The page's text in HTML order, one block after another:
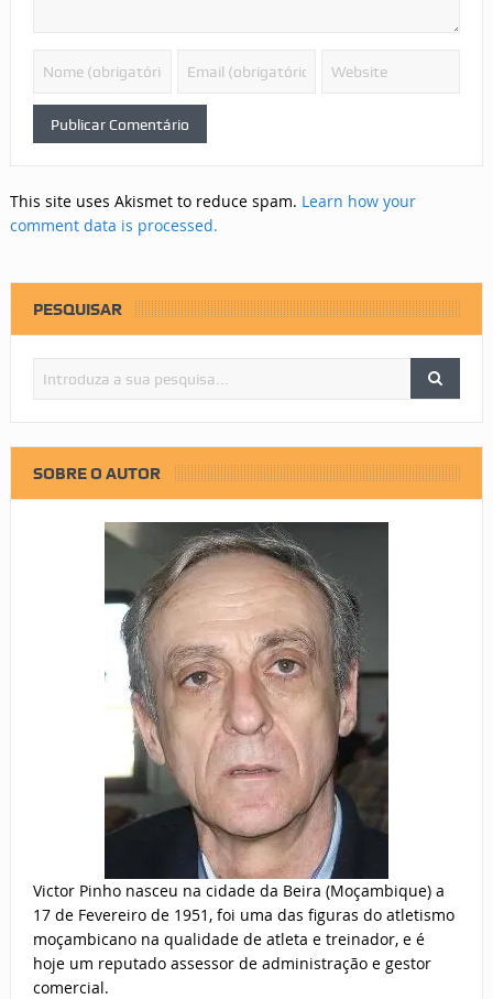
This site uses Akismet to reduce spam. Learn how your
comment data is processed.
PESQUISAR
SOBRE O AUTOR
Victor Pinho nasceu na cidade da Beira (Moçambique) a
17 de Fevereiro de 1951, foi uma das figuras do atletismo
moçambicano na qualidade de atleta e treinador, e é
hoje um reputado assessor de administração e gestor
comercial.